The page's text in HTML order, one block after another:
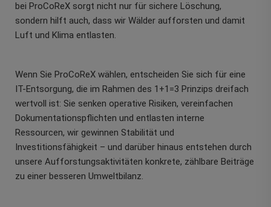
bei ProCoReX sorgt nicht nur für sichere Löschung,
sondern hilft auch, dass wir Wälder aufforsten und damit
Luft und Klima entlasten.
Wenn Sie ProCoReX wählen, entscheiden Sie sich für eine
IT-Entsorgung, die im Rahmen des 1+1=3 Prinzips dreifach
wertvoll ist: Sie senken operative Risiken, vereinfachen
Dokumentationspflichten und entlasten interne
Ressourcen, wir gewinnen Stabilität und
Investitionsfähigkeit – und darüber hinaus entstehen durch
unsere Aufforstungsaktivitäten konkrete, zählbare Beiträge
zu einer besseren Umweltbilanz.